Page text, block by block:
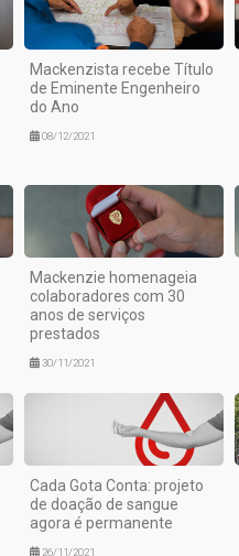
Mackenzista recebe Título
de Eminente Engenheiro
do Ano
08/12/2021
Mackenzie homenageia
colaboradores com 30
anos de serviços
prestados
30/11/2021
Cada Gota Conta: projeto
de doação de sangue
agora é permanente
26/11/2021